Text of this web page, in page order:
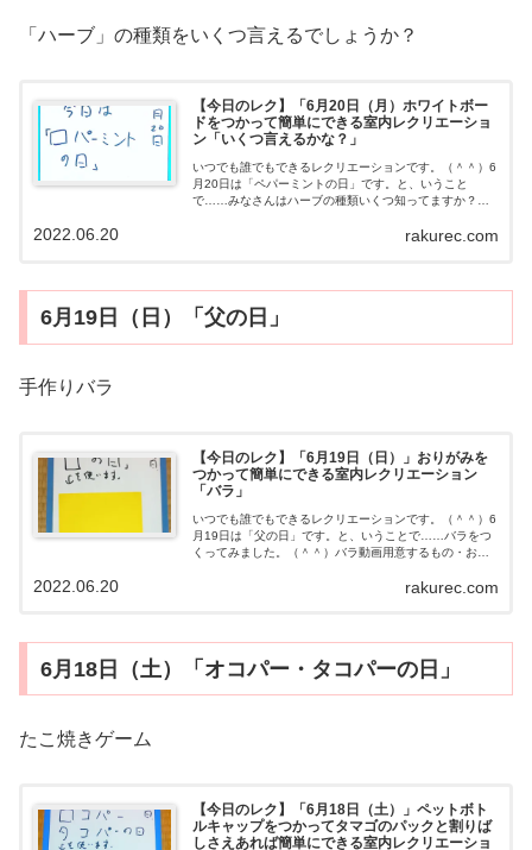
「ハーブ」の種類をいくつ言えるでしょうか？
【今日のレク】「6月20日（月）ホワイトボー
ドをつかって簡単にできる室内レクリエーショ
ン「いくつ言えるかな？」
いつでも誰でもできるレクリエーションです。（＾＾）6
月20日は「ペパーミントの日」です。と、いうこと
で……みなさんはハーブの種類いくつ知ってますか？い
たくさんあるハーブの種類いくつ言えるでし...rakurec.com
2022.06.20
6月19日（日）「父の日」
手作りバラ
【今日のレク】「6月19日（日）」おりがみを
つかって簡単にできる室内レクリエーション
「バラ」
いつでも誰でもできるレクリエーションです。（＾＾）6
月19日は「父の日」です。と、いうことで……バラをつ
くってみました。（＾＾）バラ動画用意するもの・おり
日は準備は不要です。お楽しみに。（＾...rakurec.com
2022.06.20
6月18日（土）「オコパー・タコパーの日」
たこ焼きゲーム
【今日のレク】「6月18日（土）」ペットボト
ルキャップをつかってタマゴのパックと割りば
しさえあれば簡単にできる室内レクリエーショ